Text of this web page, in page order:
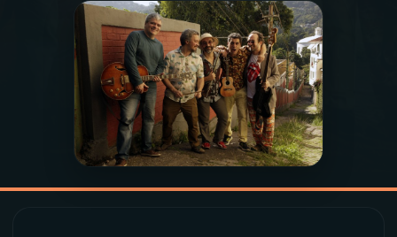
PROGRAMAS
PODCASTS
VIDEOCASTS